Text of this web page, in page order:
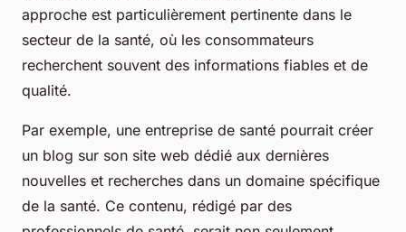
approche est particulièrement pertinente dans le
secteur de la santé, où les consommateurs
recherchent souvent des informations fiables et de
qualité.
Par exemple, une entreprise de santé pourrait créer
un blog sur son site web dédié aux dernières
nouvelles et recherches dans un domaine spécifique
de la santé. Ce contenu, rédigé par des